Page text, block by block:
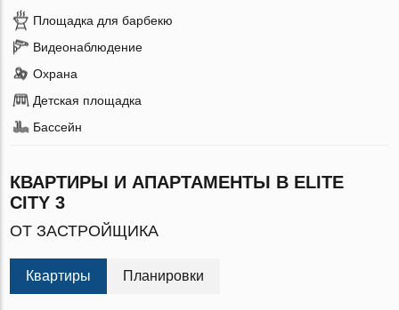
Площадка для барбекю
Видеонаблюдение
Охрана
Детская площадка
Бассейн
КВАРТИРЫ И АПАРТАМЕНТЫ В ELITE
CITY 3
ОТ ЗАСТРОЙЩИКА
Квартиры Планировки